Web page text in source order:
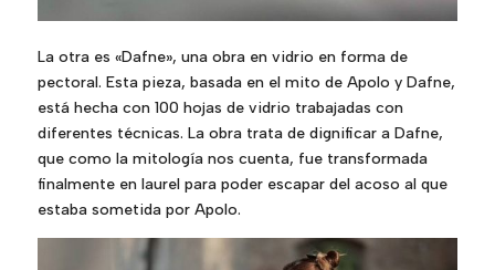
La otra es «Dafne», una obra en vidrio en forma de
pectoral. Esta pieza, basada en el mito de Apolo y Dafne,
está hecha con 100 hojas de vidrio trabajadas con
diferentes técnicas. La obra trata de dignificar a Dafne,
que como la mitología nos cuenta, fue transformada
finalmente en laurel para poder escapar del acoso al que
estaba sometida por Apolo.